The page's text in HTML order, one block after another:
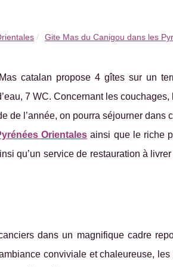
Gite Mas du Canigou dans les
catalan propose 4 gîtes sur un
7 WC. Concernant les
de l’année, on pourra séjourner dans
Orientales ainsi que le riche
qu’un service de restauration à
dans un magnifique cadre
conviviale et chaleureuse,